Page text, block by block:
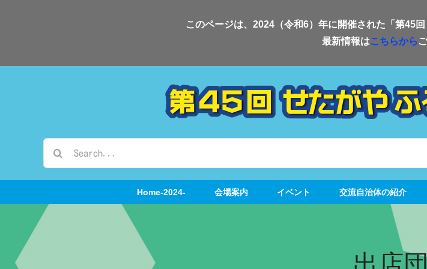
このページは、2024（令和6）年に開催された「第45
最新情報はこちらから
…
Home-2024-
会場案内 イベント 交流自治体の紹介